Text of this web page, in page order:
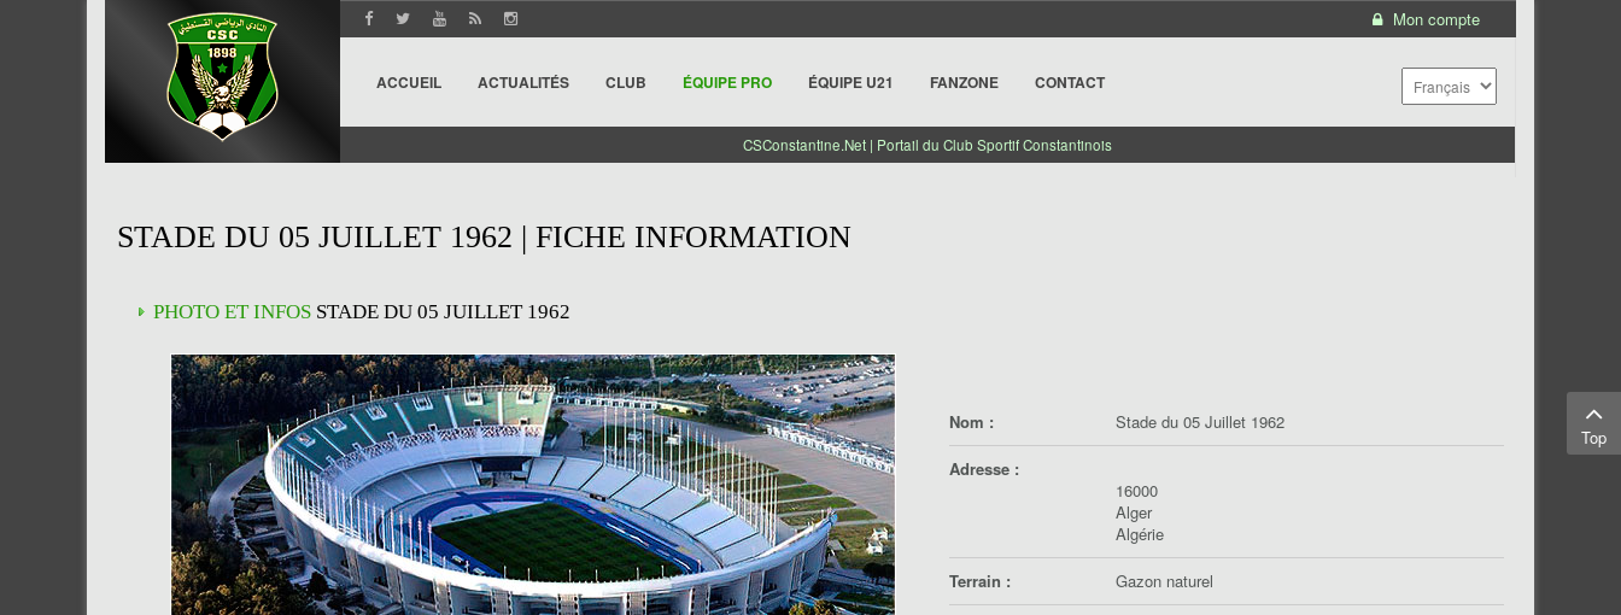
Mon compte
ACCUEIL ACTUALITÉS CLUB ÉQUIPE PRO ÉQUIPE U21 FANZONE CONTACT
CSConstantine.Net | Portail du Club Sportif Constantinois
STADE DU 05 JUILLET 1962 | FICHE INFORMATION
PHOTO ET INFOS STADE DU 05 JUILLET 1962
Nom : Stade du 05 Juillet 1962
Adresse :
16000
Alger
Algérie
Terrain : Gazon naturel
Top